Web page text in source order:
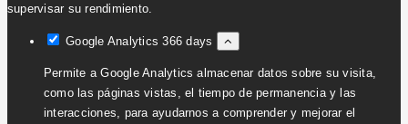
supervisar su rendimiento.
Google Analytics366 days
Permite a Google Analytics almacenar datos sobre su visita,
como las páginas vistas, el tiempo de permanencia y las
interacciones, para ayudarnos a comprender y mejorar el